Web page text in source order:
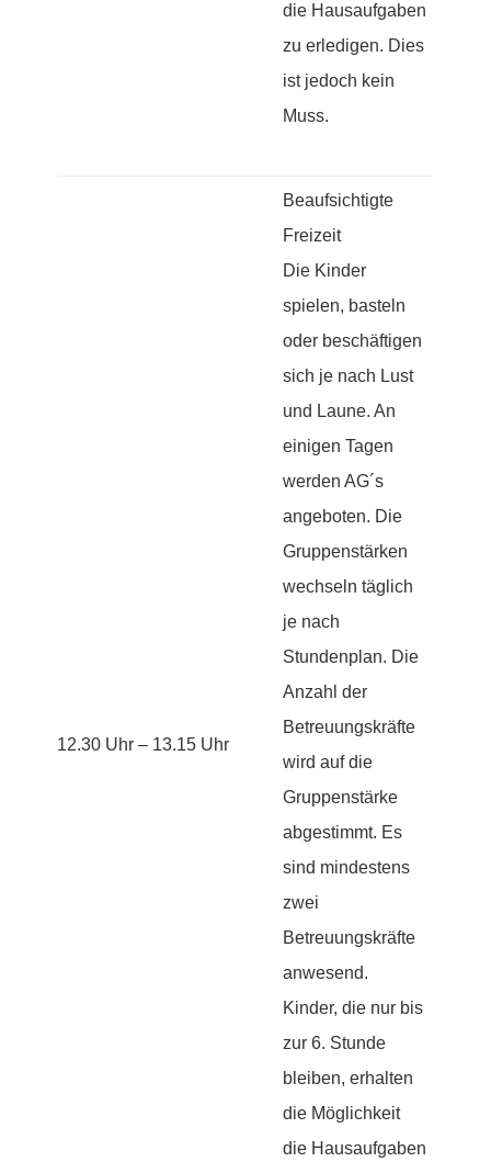
die Hausaufgaben
zu erledigen. Dies
ist jedoch kein
Muss.
12.30 Uhr – 13.15 Uhr
Beaufsichtigte
Freizeit
Die Kinder
spielen, basteln
oder beschäftigen
sich je nach Lust
und Laune. An
einigen Tagen
werden AG´s
angeboten. Die
Gruppenstärken
wechseln täglich
je nach
Stundenplan. Die
Anzahl der
Betreuungskräfte
wird auf die
Gruppenstärke
abgestimmt. Es
sind mindestens
zwei
Betreuungskräfte
anwesend.
Kinder, die nur bis
zur 6. Stunde
bleiben, erhalten
die Möglichkeit
die Hausaufgaben